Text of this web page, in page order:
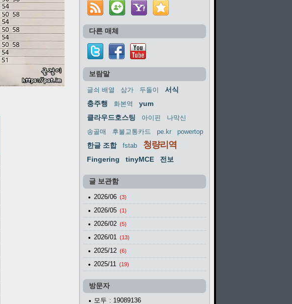
다른 매체
보람말
글쇠 배열 삼가 두돌이
서식
충주행
화본역
yum
클라우드호스팅
아이핀
나막신
송골매
후불교통카드 pe.kr powertop
한글 조합 fstab 청량리역
Fingering tinyMCE 전보
글 보관함
2026/06 (3)
2026/05 (1)
2026/02 (5)
2026/01 (13)
2025/12 (6)
2025/11 (19)
방문자
모두 : 19089136